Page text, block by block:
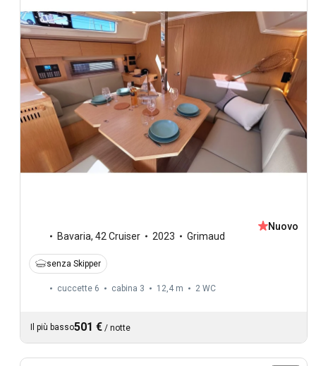
Bavaria, 42 Cruiser 2023 Grimaud
Nuovo
senza Skipper
cuccette 6 cabina 3 12,4 m 2 WC
Il più basso501 € / notte